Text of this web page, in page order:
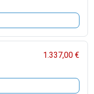
1.337,00 €